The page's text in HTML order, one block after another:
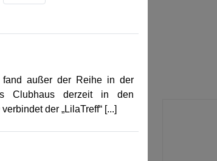
fand außer der Reihe in der
Clubhaus derzeit in den
der „LilaTreff“ [...]